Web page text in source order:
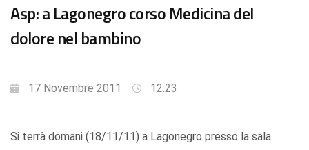
Asp: a Lagonegro corso Medicina del
dolore nel bambino
17 Novembre 2011 12:23
Si terrà domani (18/11/11) a Lagonegro presso la sala